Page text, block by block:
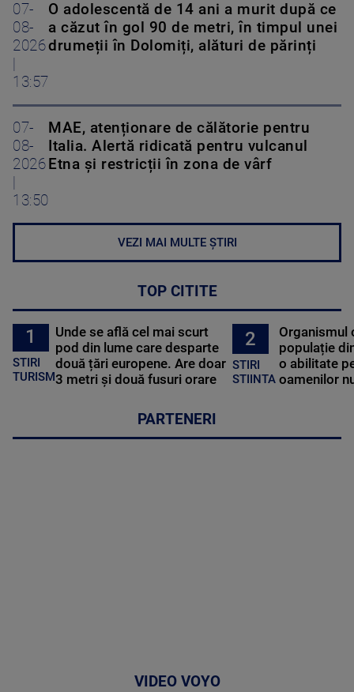
07-
08-
2026
13:57
O adolescentă de 14 ani a murit după ce
a căzut în gol 90 de metri, în timpul unei
drumeții în Dolomiți, alături de părinți
07-
08-
2026
13:50
MAE, atenționare de călătorie pentru
Italia. Alertă ridicată pentru vulcanul
Etna și restricții în zona de vârf
VEZI MAI MULTE ȘTIRI
TOP CITITE
1
STIRI
TURISM
Unde se află cel mai scurt
pod din lume care desparte
două țări europene. Are doar
3 metri și două fusuri orare
2
STIRI
STIINTA
Organismul
populație
o abilitate
oamenilor
PARTENERI
VIDEO VOYO